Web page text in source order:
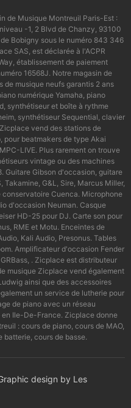
de Musique Montreuil Paris-Est :
-1, 2 Blvd de Chanzy, 93100
Bobigny sous le numéro 843 346
SAS, est déclarée à l'ACPR
établissement de paiement
16568J. Notre magasin de
de musique neufs garantis 2 ans
numérique Yamaha, piano
synthétiseur et boîte à rythme
synthétiseur Sequential, clavier
vend des stations de
pour beatmakers de type Akai
LIVE. Plus rarement on trouve
vintage ou des machines
Guitare Gibson d'occasion, guitare
G&L, Sire, Marcus Miller,
conservatoire Cuenca. Microphone
d'occasion Neuman. Casque
HD-25 pour DJ. Carte son pour
RME et Motu. Enceintes de
Kali Audio, Presonus. Tables
Amplificateur d'occasion Fender
. Zicplace est distributeur
musique Zicplace vend également
ainsi que des accessoires
un service de lutherie pour
de piano avec un réseau
Ile-De-France. Zicplace donne
: cours de piano, cours de MAO,
batterie, cours de basse.
design by Les